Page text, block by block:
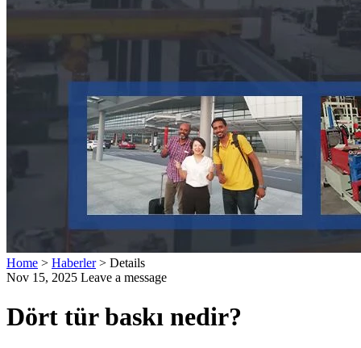
Home > Haberler> Details
Nov 15, 2025 Leave a message
Dört tür baskı nedir?